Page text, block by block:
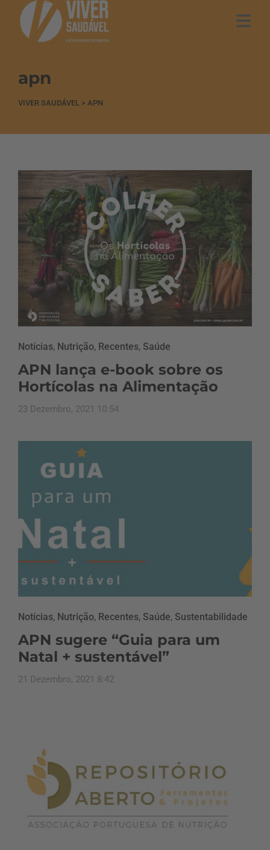
apn
VIVER SAUDÁVEL > APN
Notícias, Nutrição, Recentes, Saúde
APN lança e-book sobre os
Hortícolas na Alimentação
23 Dezembro, 2021 10:54
Notícias, Nutrição, Recentes, Saúde, Sustentabilidade
APN sugere “Guia para um
Natal + sustentável”
21 Dezembro, 2021 8:42